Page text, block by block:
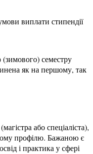
виплати стипендії
семестру
як на першому, так
або спеціаліста),
профілю. Бажаною є
і практика у сфері